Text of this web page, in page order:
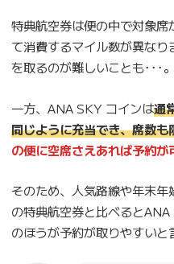
特典航空券は便の中で対象
て消費するマイル数が異な
を取るのが難しいことも･･･。
一方、ANA SKY コインは通
同じように充当でき、席数も
の便に空席さえあれば予約が
そのため、人気路線や年末
の特典航空券と比べると
のほうが予約が取りやすいと